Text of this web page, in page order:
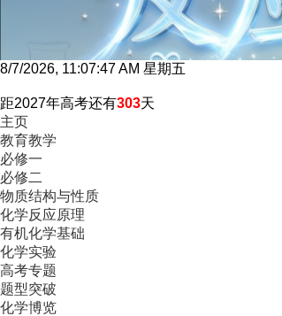
8/7/2026, 11:07:48 AM 星期五
距2027年高考还有303天
主页
教育教学
必修一
必修二
物质结构与性质
化学反应原理
有机化学基础
化学实验
高考专题
题型突破
化学博览